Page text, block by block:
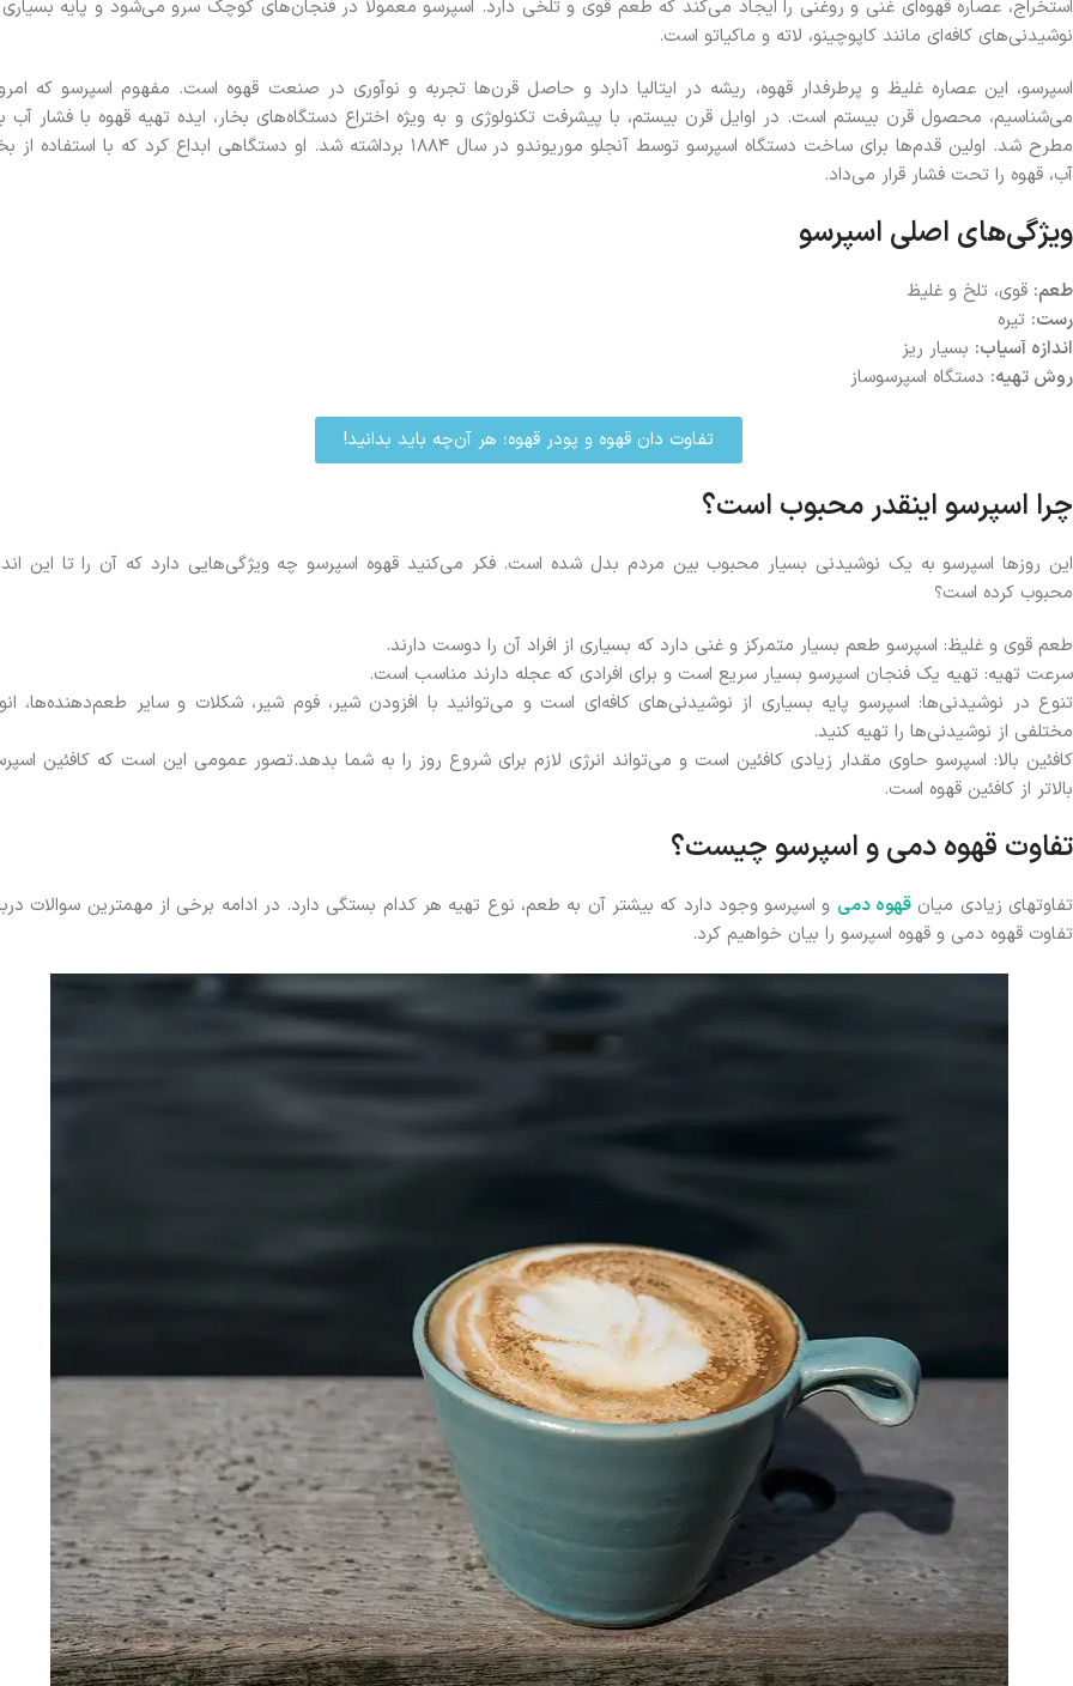
استخراج، عصاره قهوه‌ای غنی و روغنی را ایجاد می‌کند که طعم قوی و تلخی دارد. اسپرسو معمولاً در فنجان‌های کوچک سرو می‌شود و پایه بسیاری
نوشیدنی‌های کافه‌ای مانند کاپوچینو، لاته و ماکیاتو است.
اسپرسو، این عصاره غلیظ و پرطرفدار قهوه، ریشه در ایتالیا دارد و حاصل قرن‌ها تجربه و نوآوری در صنعت قهوه است. مفهوم اسپرسو که
می‌شناسیم، محصول قرن بیستم است. در اوایل قرن بیستم، با پیشرفت تکنولوژی و به ویژه اختراع دستگاه‌های بخار، ایده تهیه قهوه با فشار آب
مطرح شد. اولین قدم‌ها برای ساخت دستگاه اسپرسو توسط آنجلو موریوندو در سال ۱۸۸۴ برداشته شد. او دستگاهی ابداع کرد که با استفاده
آب، قهوه را تحت فشار قرار می‌داد.
ویژگی‌های اصلی اسپرسو
طعم: قوی، تلخ و غلیظ
رست: تیره
اندازه آسیاب: بسیار ریز
روش تهیه: دستگاه اسپرسوساز
تفاوت دان قهوه و پودر قهوه؛ هر آن‌چه باید بدانید!
چرا اسپرسو اینقدر محبوب است؟
این روزها اسپرسو به یک نوشیدنی بسیار محبوب بین مردم بدل شده است. فکر می‌کنید قهوه اسپرسو چه ویژگی‌هایی دارد که آن را تا این
محبوب کرده است؟
طعم قوی و غلیظ: اسپرسو طعم بسیار متمرکز و غنی دارد که بسیاری از افراد آن را دوست دارند.
سرعت تهیه: تهیه یک فنجان اسپرسو بسیار سریع است و برای افرادی که عجله دارند مناسب است.
تنوع در نوشیدنی‌ها: اسپرسو پایه بسیاری از نوشیدنی‌های کافه‌ای است و می‌توانید با افزودن شیر، فوم شیر، شکلات و سایر طعم‌دهنده‌ها،
مختلفی از نوشیدنی‌ها را تهیه کنید.
کافئین بالا: اسپرسو حاوی مقدار زیادی کافئین است و می‌تواند انرژی لازم برای شروع روز را به شما بدهد.تصور عمومی این است که کافئین
بالاتر از کافئین قهوه است.
تفاوت قهوه دمی و اسپرسو چیست؟
تفاوتهای زیادی میان قهوه دمی و اسپرسو وجود دارد که بیشتر آن به طعم، نوع تهیه هر کدام بستگی دارد. در ادامه برخی از مهمترین سوالات
تفاوت قهوه دمی و قهوه اسپرسو را بیان خواهیم کرد.